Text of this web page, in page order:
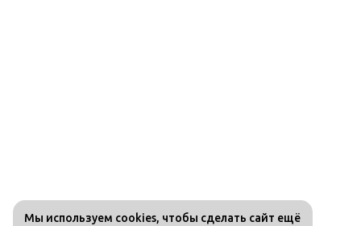
Мы используем cookies, чтобы сделать сайт ещё